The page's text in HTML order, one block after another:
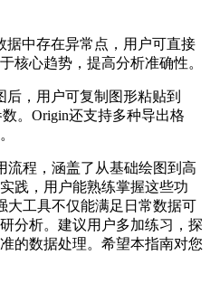
据中存在异常点，用户可直接
核心趋势，提高分析准确性。
后，用户可复制图形粘贴到
。Origin还支持多种导出格
流程，涵盖了从基础绘图到高
践，用户能熟练掌握这些功
大工具不仅能满足日常数据可
分析。建议用户多加练习，探
的数据处理。希望本指南对您